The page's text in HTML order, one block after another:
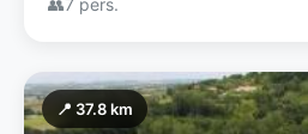
👥7 pers.
📍 37.8 km